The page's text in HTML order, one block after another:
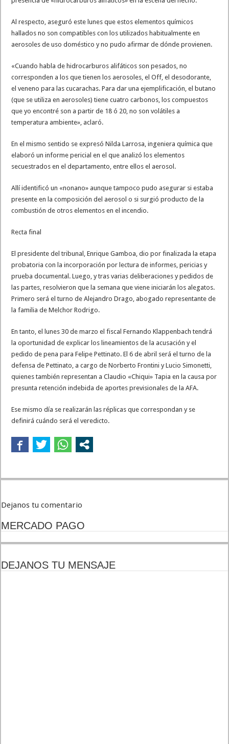
Al respecto, aseguró este lunes que estos elementos químicos
hallados no son compatibles con los utilizados habitualmente en
aerosoles de uso doméstico y no pudo afirmar de dónde provienen.
«Cuando habla de hidrocarburos alifáticos son pesados, no
corresponden a los que tienen los aerosoles, el Off, el desodorante,
el veneno para las cucarachas. Para dar una ejemplificación, el butano
(que se utiliza en aerosoles) tiene cuatro carbonos, los compuestos
que yo encontré son a partir de 18 ó 20, no son volátiles a
temperatura ambiente», aclaró.
En el mismo sentido se expresó Nilda Larrosa, ingeniera química que
elaboró un informe pericial en el que analizó los elementos
secuestrados en el departamento, entre ellos el aerosol.
Allí identificó un «nonano» aunque tampoco pudo asegurar si estaba
presente en la composición del aerosol o si surgió producto de la
combustión de otros elementos en el incendio.
Recta final
El presidente del tribunal, Enrique Gamboa, dio por finalizada la etapa
probatoria con la incorporación por lectura de informes, pericias y
prueba documental. Luego, y tras varias deliberaciones y pedidos de
las partes, resolvieron que la semana que viene iniciarán los alegatos.
Primero será el turno de Alejandro Drago, abogado representante de
la familia de Melchor Rodrigo.
En tanto, el lunes 30 de marzo el fiscal Fernando Klappenbach tendrá
la oportunidad de explicar los lineamientos de la acusación y el
pedido de pena para Felipe Pettinato. El 6 de abril será el turno de la
defensa de Pettinato, a cargo de Norberto Frontini y Lucio Simonetti,
quienes también representan a Claudio «Chiqui» Tapia en la causa por
presunta retención indebida de aportes previsionales de la AFA.
Ese mismo día se realizarán las réplicas que correspondan y se
definirá cuándo será el veredicto.
Dejanos tu comentario
MERCADO PAGO
DEJANOS TU MENSAJE